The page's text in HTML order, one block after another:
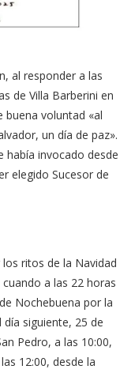
al responder a las
de Villa Barberini en
buena voluntad «al
un día de paz».
había invocado desde
elegido Sucesor de
ritos de la Navidad
a las 22 horas
Nochebuena por la
siguiente, 25 de
Pedro, a las 10:00,
12:00, desde la